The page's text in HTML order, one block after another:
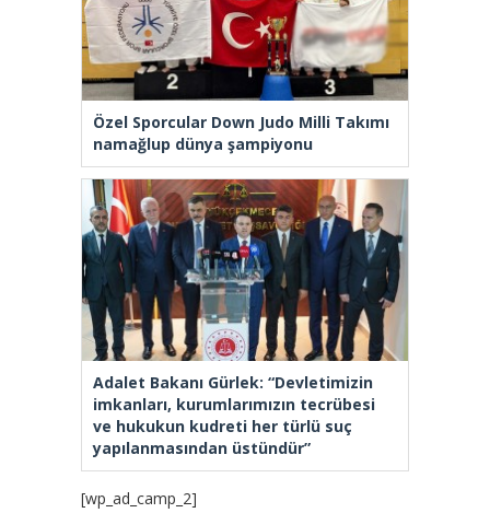
Özel Sporcular Down Judo Milli Takımı
namağlup dünya şampiyonu
Adalet Bakanı Gürlek: “Devletimizin
imkanları, kurumlarımızın tecrübesi
ve hukukun kudreti her türlü suç
yapılanmasından üstündür”
[wp_ad_camp_2]